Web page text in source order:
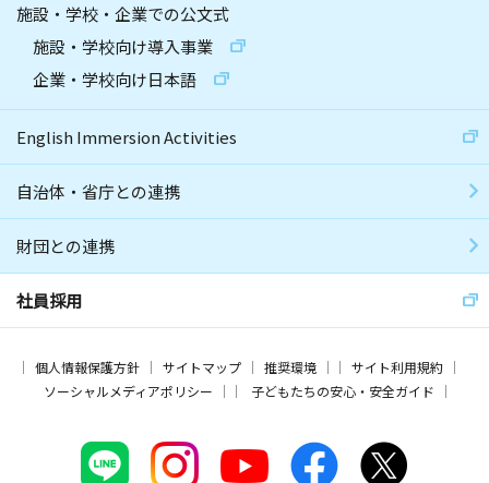
施設・学校・企業での公文式
施設・学校向け導入事業
企業・学校向け日本語
English Immersion Activities
自治体・省庁との連携
財団との連携
社員採用
個人情報保護方針 サイトマップ 推奨環境
サイト利用規約
ソーシャルメディアポリシー
子どもたちの安心・安全ガイド